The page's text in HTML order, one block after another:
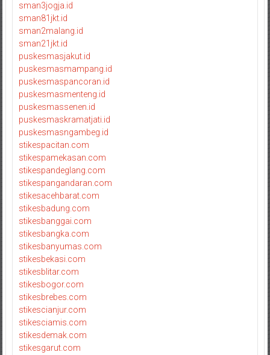
sman3jogja.id
sman81jkt.id
sman2malang.id
sman21jkt.id
puskesmasjakut.id
puskesmasmampang.id
puskesmaspancoran.id
puskesmasmenteng.id
puskesmassenen.id
puskesmaskramatjati.id
puskesmasngambeg.id
stikespacitan.com
stikespamekasan.com
stikespandeglang.com
stikespangandaran.com
stikesacehbarat.com
stikesbadung.com
stikesbanggai.com
stikesbangka.com
stikesbanyumas.com
stikesbekasi.com
stikesblitar.com
stikesbogor.com
stikesbrebes.com
stikescianjur.com
stikesciamis.com
stikesdemak.com
stikesgarut.com